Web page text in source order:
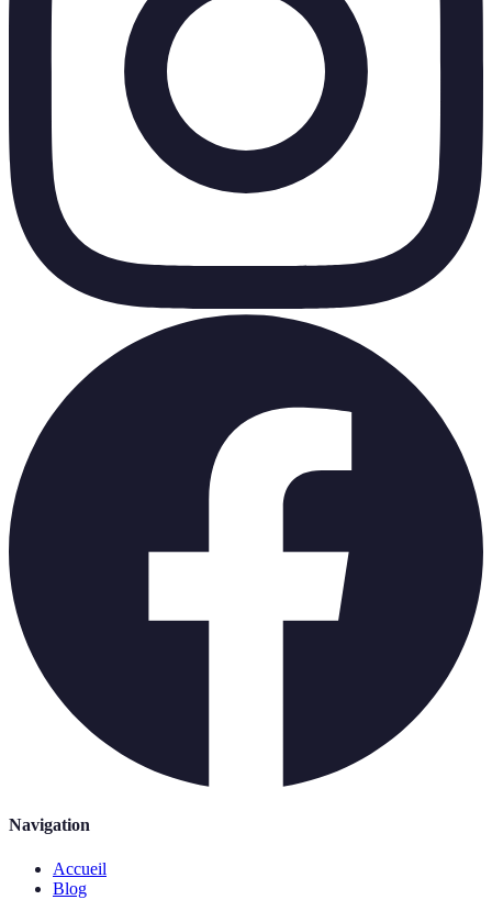
Navigation
Accueil
Blog